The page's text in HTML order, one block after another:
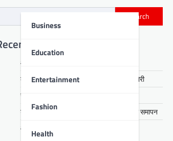
Business
Education
Entertainment
Fashion
Health
Search
Posts
आरती हेंब्रम हत्याकांड का खुलासा, तीन गिरफ्तार
कसमार में सेवानिवृत्त CCL कर्मी के घर लाखों की चोरी
नावाडीह में तीन अर्थियों ने रुलाया पूरा गांव
डीपीएस बोकारो में रंगारंग समूह नृत्य से ‘धरोहर’ का समापन
आईआईटी पटना में नशा मुक्ति का संदेश